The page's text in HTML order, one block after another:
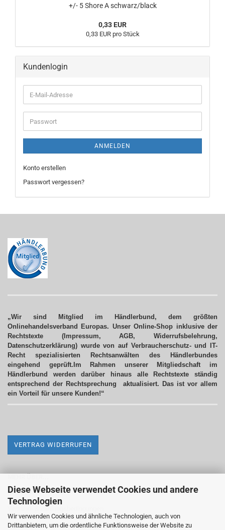
Diese Webseite verwendet Cookies und andere
Technologien
Wir verwenden Cookies und ähnliche Technologien, auch von
Drittanbietern, um die ordentliche Funktionsweise der Website zu
+/- 5 Shore A schwarz/black
0,33 EUR
0,33 EUR pro Stück
Kundenlogin
E-
Mail-
Adresse
Passwort
ANMELDEN
Konto erstellen
Passwort vergessen?
„Wir sind Mitglied im Händlerbund, dem größten
Onlinehandelsverband Europas. Unser Online-Shop inklusive der
Rechtstexte (Impressum, AGB, Widerrufsbelehrung,
Datenschutzerklärung) wurde von auf Verbraucherschutz- und IT-
Recht spezialisierten Rechtsanwälten des Händlerbundes
eingehend geprüft.Im Rahmen unserer Mitgliedschaft im
Händlerbund werden darüber hinaus alle Rechtstexte ständig
entsprechend der Rechtsprechung aktualisiert. Das ist vor allem
ein Vorteil für unsere Kunden!“
VERTRAG WIDERRUFEN
Impressum
Versand- & Zahlungsbedingungen
Widerrufsrecht & Widerrufsformular